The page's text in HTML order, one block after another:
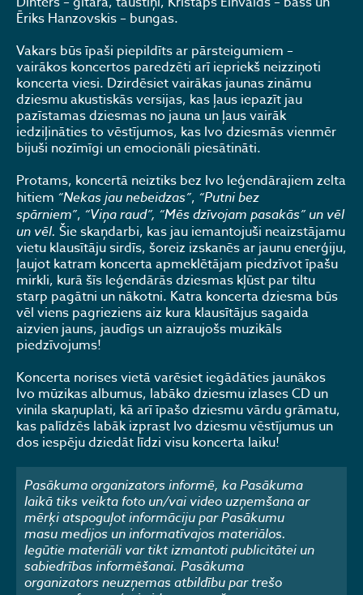
Ēriks Hanzovskis – bungas.
Vakars būs īpaši piepildīts ar pārsteigumiem –
vairākos koncertos paredzēti arī iepriekš neizziņoti
koncerta viesi. Dzirdēsiet vairākas jaunas zināmu
dziesmu akustiskās versijas, kas ļaus iepazīt jau
pazīstamas dziesmas no jauna un ļaus vairāk
iedziļināties to vēstījumos, kas Ivo dziesmās vienmēr
bijuši nozīmīgi un emocionāli piesātināti.
Protams, koncertā neiztiks bez Ivo leģendārajiem zelta
hitiem “Nekas jau nebeidzas”, “Putni bez
spārniem”, “Viņa raud”, “Mēs dzīvojam pasakās” un vēl
un vēl. Šie skaņdarbi, kas jau iemantojuši neaizstājamu
vietu klausītāju sirdīs, šoreiz izskanēs ar jaunu enerģiju,
ļaujot katram koncerta apmeklētājam piedzīvot īpašu
mirkli, kurā šīs leģendārās dziesmas kļūst par tiltu
starp pagātni un nākotni. Katra koncerta dziesma būs
vēl viens pagrieziens aiz kura klausītājus sagaida
aizvien jauns, jaudīgs un aizraujošs muzikāls
piedzīvojums!
Koncerta norises vietā varēsiet iegādāties jaunākos
Ivo mūzikas albumus, labāko dziesmu izlases CD un
vinila skaņuplati, kā arī īpašo dziesmu vārdu grāmatu,
kas palīdzēs labāk izprast Ivo dziesmu vēstījumus un
dos iespēju dziedāt līdzi visu koncerta laiku!
Pasākuma organizators informē, ka Pasākuma
laikā tiks veikta foto un/vai video uzņemšana ar
mērķi atspoguļot informāciju par Pasākumu
masu medijos un informatīvajos materiālos.
Iegūtie materiāli var tikt izmantoti publicitātei un
sabiedrības informēšanai. Pasākuma
organizators neuzņemas atbildību par trešo